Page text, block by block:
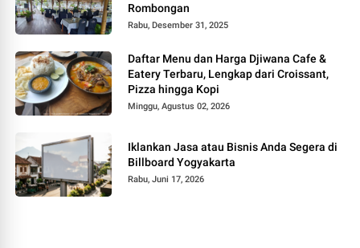
Rombongan
Rabu, Desember 31, 2025
Daftar Menu dan Harga Djiwana Cafe &
Eatery Terbaru, Lengkap dari Croissant,
Pizza hingga Kopi
Minggu, Agustus 02, 2026
Iklankan Jasa atau Bisnis Anda Segera di
Billboard Yogyakarta
Rabu, Juni 17, 2026